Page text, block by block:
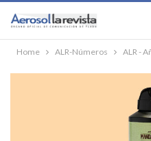
Home ALR-Números ALR -